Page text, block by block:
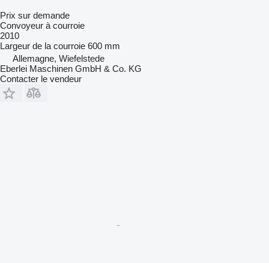
Prix sur demande
Convoyeur à courroie
2010
Largeur de la courroie 600 mm
Allemagne, Wiefelstede
Eberlei Maschinen GmbH & Co. KG
Contacter le vendeur